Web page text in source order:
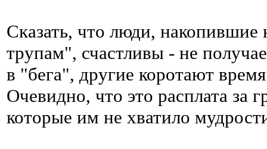
Сказать, что люди, накопившие
трупам", счастливы - не
в "бега", другие коротают
Очевидно, что это расплата за
которые им не хватило